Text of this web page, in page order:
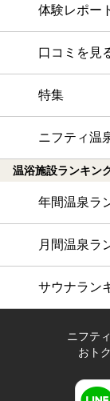
体験レポー
口コミを見
特集
ニフティ温
温浴施設ランキン
年間温泉ラ
月間温泉ラ
サウナラン
ニフテ
おト